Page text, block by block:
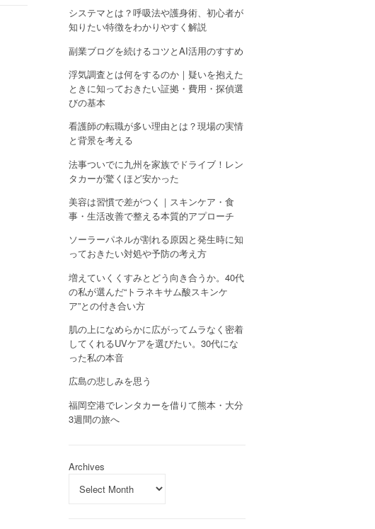
システマとは？呼吸法や護身術、初心者が
知りたい特徴をわかりやすく解説
副業ブログを続けるコツとAI活用のすすめ
浮気調査とは何をするのか｜疑いを抱えた
ときに知っておきたい証拠・費用・探偵選
びの基本
看護師の転職が多い理由とは？現場の実情
と背景を考える
法事ついでに九州を家族でドライブ！レン
タカーが驚くほど安かった
美容は習慣で差がつく｜スキンケア・食
事・生活改善で整える本質的アプローチ
ソーラーパネルが割れる原因と発生時に知
っておきたい対処や予防の考え方
増えていくくすみとどう向き合うか。40代
の私が選んだ“トラネキサム酸スキンケ
ア”との付き合い方
肌の上になめらかに広がってムラなく密着
してくれるUVケアを選びたい。30代にな
った私の本音
広島の悲しみを思う
福岡空港でレンタカーを借りて熊本・大分
3週間の旅へ
Archives